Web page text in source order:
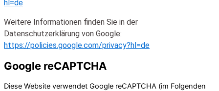
hl=de
Weitere Informationen finden Sie in der
Datenschutzerklärung von Google:
https://policies.google.com/privacy?hl=de
Google reCAPTCHA
Diese Website verwendet Google reCAPTCHA (im Folgenden